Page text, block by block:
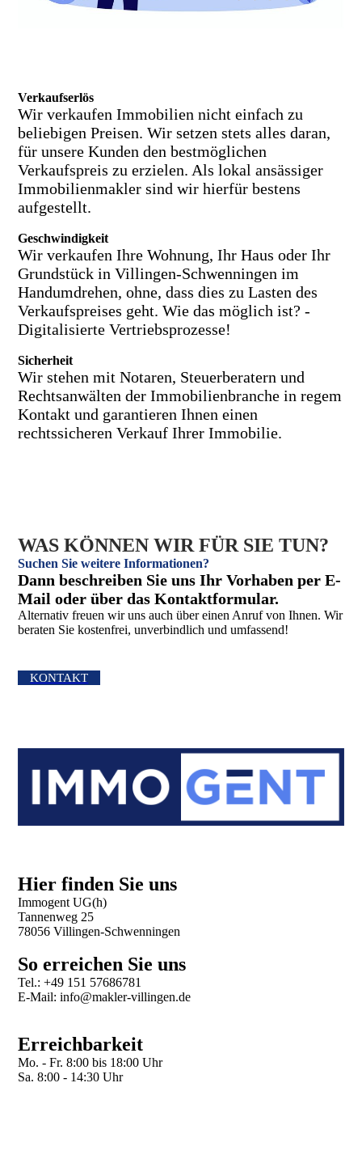
Verkaufserlös
Wir verkaufen Immobilien nicht einfach zu
beliebigen Preisen. Wir setzen stets alles daran,
für unsere Kunden den bestmöglichen
Verkaufspreis zu erzielen. Als lokal ansässiger
Immobilienmakler sind wir hierfür bestens
aufgestellt.
Geschwindigkeit
Wir verkaufen Ihre Wohnung, Ihr Haus oder Ihr
Grundstück in Villingen-Schwenningen im
Handumdrehen, ohne, dass dies zu Lasten des
Verkaufspreises geht. Wie das möglich ist? -
Digitalisierte Vertriebsprozesse!
Sicherheit
Wir stehen mit Notaren, Steuerberatern und
Rechtsanwälten der Immobilienbranche in regem
Kontakt und garantieren Ihnen einen
rechtssicheren Verkauf Ihrer Immobilie.
WAS KÖNNEN WIR FÜR SIE TUN?
Suchen Sie weitere Informationen?
Dann beschreiben Sie uns Ihr Vorhaben per E-
Mail oder über das Kontakt­formular.
Alternativ freuen wir uns auch über einen Anruf von Ihnen. Wir
beraten Sie kostenfrei, unverbindlich und umfassend!
KONTAKT
Hier finden Sie uns
Immogent UG(h)
Tannenweg 25
78056 Villingen-Schwenningen
So erreichen Sie uns
Tel.: +49 151 57686781
E-Mail: info@makler-villingen.de
Erreichbarkeit
Mo. - Fr. 8:00 bis 18:00 Uhr
Sa. 8:00 - 14:30 Uhr